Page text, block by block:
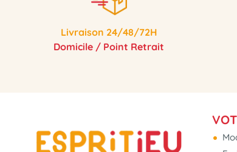
Livraison 24/48/72H
Domicile / Point Retrait